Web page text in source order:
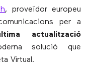
, proveïdor europeu
per a
actualització
solució que
Virtual.